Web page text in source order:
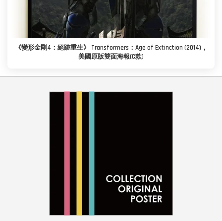
《變形金剛4：絕跡重生》 Transformers：Age of Extinction (2014)，
美國原版雙面海報(C款)